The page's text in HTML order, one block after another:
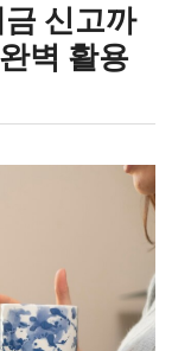
신고까
벽 활용